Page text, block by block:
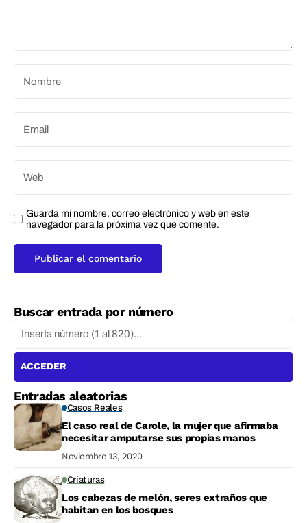
Guarda mi nombre, correo electrónico y web en este
navegador para la próxima vez que comente.
Buscar entrada por número
ACCEDER
Entradas aleatorias
Casos Reales
El caso real de Carole, la mujer que afirmaba
necesitar amputarse sus propias manos
Noviembre 13, 2020
Criaturas
Los cabezas de melón, seres extraños que
habitan en los bosques